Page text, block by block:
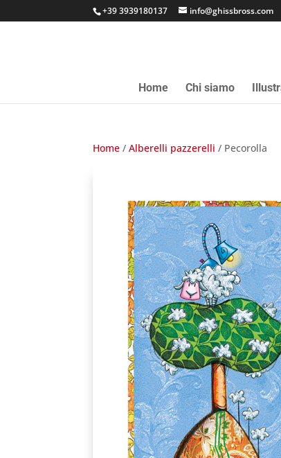
+39 3939180137 info@ghissbross.com
Home Chi siamo
Home /Alberelli pazzerelli / Pecorolla